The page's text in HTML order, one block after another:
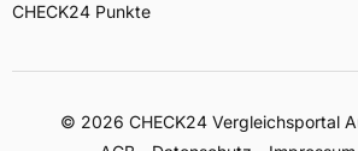
CHECK24 Punkte
© 2026 CHECK24 Vergleichsportal